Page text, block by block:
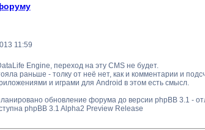
11:59
Engine, переход на эту CMS не будет.
раньше - толку от неё нет, как и комментарии и
и играми для Android в этом есть смысл.
обновление форума до версии phpBB 3.1 -
phpBB 3.1 Alpha2 Preview Release